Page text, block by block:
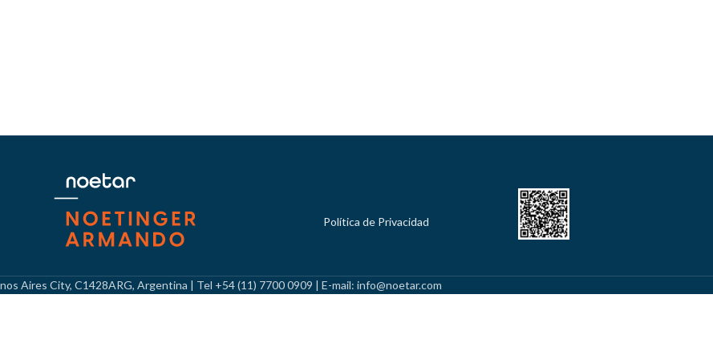
Política de Privacidad
Aires City, C1428ARG, Argentina | Tel +54 (11) 7700 0909 | E-mail: info@noetar.com